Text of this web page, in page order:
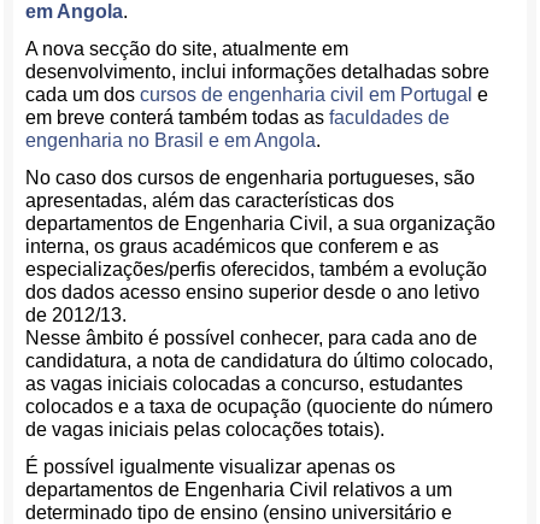
em Angola.
A nova secção do site, atualmente em
desenvolvimento, inclui informações detalhadas sobre
cada um doscursos de engenharia civil em Portugal e
em breve conterá também todas asfaculdades de
engenharia no Brasil e em Angola.
No caso dos cursos de engenharia portugueses, são
apresentadas, além das características dos
departamentos de Engenharia Civil, a sua organização
interna, os graus académicos que conferem e as
especializações/perfis oferecidos, também a evolução
dos dados acesso ensino superior desde o ano letivo
de 2012/13.
Nesse âmbito é possível conhecer, para cada ano de
candidatura, a nota de candidatura do último colocado,
as vagas iniciais colocadas a concurso, estudantes
colocados e a taxa de ocupação (quociente do número
de vagas iniciais pelas colocações totais).
É possível igualmente visualizar apenas os
departamentos de Engenharia Civil relativos a um
determinado tipo de ensino (ensino universitário e